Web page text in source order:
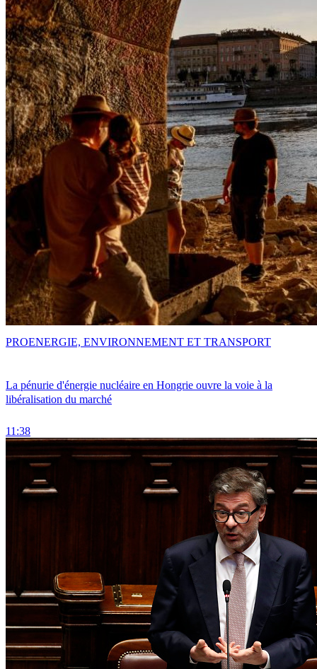
La pénurie d'énergie nucléaire en Hongrie ouvre la voie à la
libéralisation du marché
11:38
PROENERGIE, ENVIRONNEMENT ET TRANSPORT